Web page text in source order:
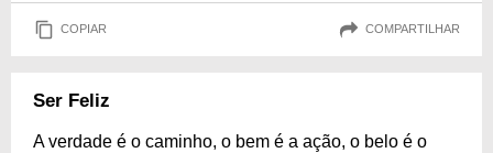
COPIAR COMPARTILHAR
Ser Feliz
A verdade é o caminho, o bem é a ação, o belo é o